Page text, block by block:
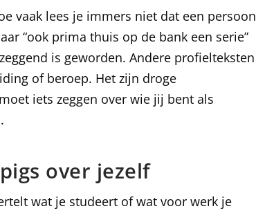
vaak lees je immers niet dat een persoon
“ook prima thuis op de bank een serie”
is geworden. Andere profielteksten
of beroep. Het zijn droge
iets zeggen over wie jij bent als
over jezelf
wat je studeert of wat voor werk je